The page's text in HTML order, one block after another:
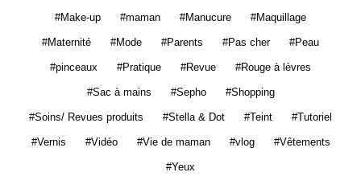
Make-up maman Manucure Maquillage
Maternité Mode Parents Pas cher Peau
pinceaux Pratique Revue Rouge à lèvres
Sac à mains Sepho Shopping
Soins/ Revues produits Stella & Dot Teint Tutoriel
Vernis Vidéo Vie de maman vlog Vêtements
Yeux